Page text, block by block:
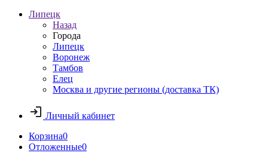
Липецк
Назад
Города
Липецк
Воронеж
Тамбов
Елец
Москва и другие регионы (доставка ТК)
Личный кабинет
Корзина0
Отложенные0